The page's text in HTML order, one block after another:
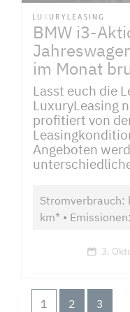
BMW i3-
im Monat
Lasst euch die
LuxuryLeasing
profitiert von
Angeboten
km* •
3.
1 2 3